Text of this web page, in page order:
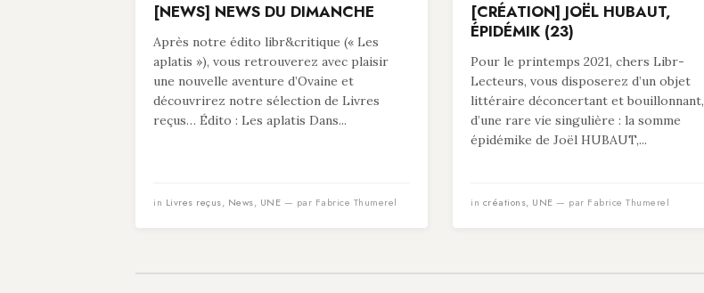
[NEWS] NEWS DU DIMANCHE
Après notre édito libr&critique (« Les
aplatis »), vous retrouverez avec plaisir
une nouvelle aventure d’Ovaine et
découvrirez notre sélection de Livres
reçus… Édito : Les aplatis Dans...
in Livres reçus, News, UNE — par Fabrice Thumerel
[CRÉATION] JOËL HUBAUT,
ÉPIDÉMIK (23)
Pour le printemps 2021, chers Libr-
Lecteurs, vous disposerez d’un objet
littéraire déconcertant et bouillonnant,
d’une rare vie singulière : la somme
épidémike de Joël HUBAUT,...
in créations, UNE — par Fabrice Thumerel